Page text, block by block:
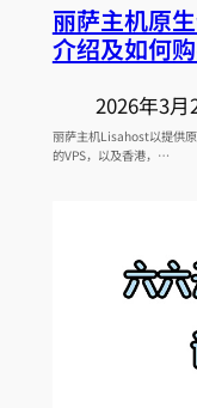
丽萨主机原
介绍及如何
2026年3月
丽萨主机Lisahost以提供
的VPS，以及香港，…